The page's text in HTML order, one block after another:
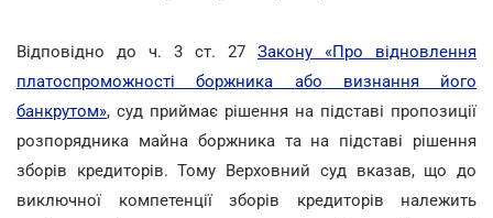
Відповідно до ч. 3 ст. 27 Закону «Про відновлення
платоспроможності боржника або визнання його
банкрутом», суд приймає рішення на підставі пропозиції
розпорядника майна боржника та на підставі рішення
зборів кредиторів. Тому Верховний суд вказав, що до
виключної компетенції зборів кредиторів належить